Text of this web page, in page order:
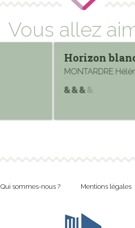
Vous allez
Horizon
MONTARDRE
Qui sommes-nous ? Mentions légales